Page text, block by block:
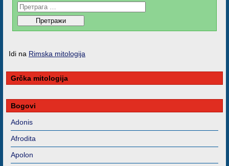
Idi na Rimska mitologija
Grčka mitologija
Bogovi
Adonis
Afrodita
Apolon